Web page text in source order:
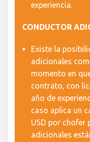
experiencia.
CONDUCTOR
Existe la
adicionales
momento en
contrato, con
año de
caso aplica un
USD por chofer
adicionales